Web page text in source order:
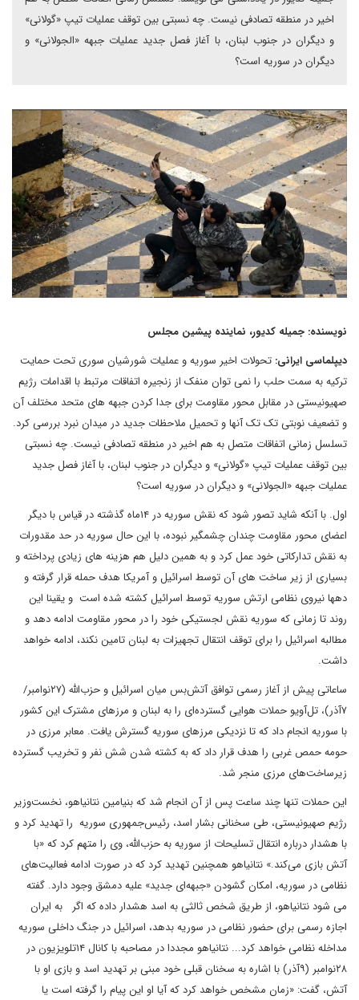
اخیر در منطقه تصادفی نیست. چه نسبتی بین توقف عملیات تیپ «گولانی»
و دیگران در جنوب لبنان، با آغاز فصل جدید عملیات جبهه «الجولانی» و
دیگران در سوریه است؟
نویسنده: جمیله کدیور، نماینده پیشین مجلس
دیپلماسی ایرانی: تحولات اخیر سوریه و عملیات شورشیان سوری تحت حمایت
ترکیه به سمت حلب را نمی توان منفک از زنجیره اتفاقات مرتبط با اقدامات رژیم
صهیونیستی در مقابل محور مقاومت برای جدا کردن جبهه های متحد مختلف آن
و تضعیف نوبتی تک تک آنها و تحمیل ملاحظات جدید در میدان نبرد بررسی کرد.
تسلسل زمانی اتفاقات متصل به هم اخیر در منطقه تصادفی نیست. چه نسبتی
بین توقف عملیات تیپ «گولانی» و دیگران در جنوب لبنان، با آغاز فصل جدید
عملیات جبهه «الجولانی» و دیگران در سوریه است؟
اول. با آنکه شاید تصور شود که نقش سوریه در ۱۴ماه گذشته در قیاس با دیگر
اعضای محور مقاومت چندان چشمگیر نبوده، با این حال سوریه در حد مقدورات
به نقش تدارکاتی خود عمل کرد و به همین دلیل هم هزینه های زیادی پرداخته و
بسیاری از زیر ساخت های آن توسط اسرائیل و آمریکا هدف حمله قرار گرفته و
ده‏ها نیروی نظامی ارتش سوریه توسط اسرائیل کشته شده است و یقینا این
روند تا زمانی که سوریه نقش لجستیکی خود را در محور مقاومت ادامه دهد و
مطالبه اسرائیل را برای توقف انتقال تجهیزات به لبنان تامین نکند، ادامه خواهد
داشت.
ساعاتی پیش از آغاز رسمی توافق آتش‌بس میان اسرائیل و حزب‌الله (۲۷نوامبر/
۷آذر)، تل‌آویو حملات هوایی گسترده‌ای را به لبنان و مرزهای مشترک این کشور
با سوریه انجام داد که تا نزدیکی مرزهای سوریه گسترش یافت. معابر مرزی در
حومه حمص غربی را هدف قرار داد که به کشته شدن شش نفر و تخریب گسترده
زیرساخت‌های مرزی منجر شد.
این حملات تنها چند ساعت پس از آن انجام شد که بنیامین نتانیاهو، نخست‌وزیر
رژیم صهیونیستی، طی سخنانی بشار اسد، رئیس‌جمهوری سوریه را تهدید کرد و
با هشدار درباره انتقال تسلیحات از سوریه به حزب‌الله، وی را متهم کرد که «با
آتش بازی می‌کند.» نتانیاهو همچنین تهدید کرد که در صورت ادامه فعالیت‌های
نظامی در سوریه، امکان گشودن «جبهه‌ای جدید» علیه دمشق وجود دارد. گفته
می شود نتانیاهو، از طریق شخص ثالثی به اسد هشدار داده که اگر به ایران
اجازه رسمی برای حضور نظامی در سوریه بدهد، اسرائیل در جنگ داخلی سوریه
مداخله نظامی خواهد کرد... نتانیاهو مجددا در مصاحبه با کانال ۱۴تلویزیون در
۲۸نوامبر (۹آذر) با اشاره به سخنان قبلی خود مبنی بر تهدید اسد و بازی او با
آتش، گفت: «زمان مشخص خواهد کرد که آیا او این پیام را گرفته است یا